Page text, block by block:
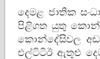
දෙමළ ජාතික
පිළිගත යුතු
කොන්දේසිවල
එල්ටිටිඊ ඇතුළු